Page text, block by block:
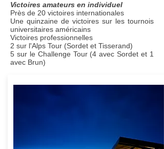
Victoires amateurs​ en individuel
Près de 20 victoires international​es
Une quinzaine de victoires sur les tournois
universitaires américains
Victoires professionnelles​
2 sur l'Alps Tour (Sordet et Tisserand)​
5 sur le Challenge Tour (4 avec Sordet et 1
avec Brun)